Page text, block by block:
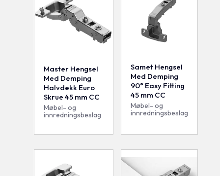
Master Hengsel
Med Demping
Halvdekk Euro
Skrue 45 mm CC
Møbel- og
innredningsbeslag
Samet Hengsel
Med Demping
90° Easy Fitting
45 mm CC
Møbel- og
innredningsbeslag